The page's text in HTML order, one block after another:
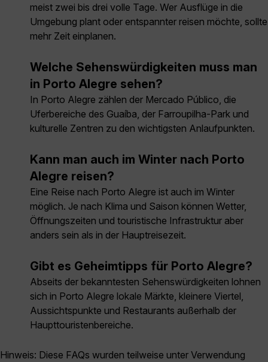
meist zwei bis drei volle Tage. Wer Ausflüge in die
Umgebung plant oder entspannter reisen möchte, sollte
mehr Zeit einplanen.
Welche Sehenswürdigkeiten muss man
in Porto Alegre sehen?
In Porto Alegre zählen der Mercado Público, die
Uferbereiche des Guaíba, der Farroupilha-Park und
kulturelle Zentren zu den wichtigsten Anlaufpunkten.
Kann man auch im Winter nach Porto
Alegre reisen?
Eine Reise nach Porto Alegre ist auch im Winter
möglich. Je nach Klima und Saison können Wetter,
Öffnungszeiten und touristische Infrastruktur aber
anders sein als in der Hauptreisezeit.
Gibt es Geheimtipps für Porto Alegre?
Abseits der bekanntesten Sehenswürdigkeiten lohnen
sich in Porto Alegre lokale Märkte, kleinere Viertel,
Aussichtspunkte und Restaurants außerhalb der
Haupttouristenbereiche.
Hinweis: Diese FAQs wurden teilweise unter Verwendung